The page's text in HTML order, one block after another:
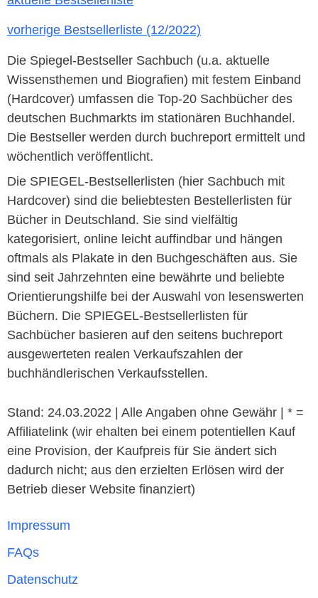
vorherige Bestsellerliste (12/2022)
Die Spiegel-Bestseller Sachbuch (u.a. aktuelle
Wissensthemen und Biografien) mit festem Einband
(Hardcover) umfassen die Top-20 Sachbücher des
deutschen Buchmarkts im stationären Buchhandel.
Die Bestseller werden durch buchreport ermittelt und
wöchentlich veröffentlicht.
Die SPIEGEL-Bestsellerlisten (hier Sachbuch mit
Hardcover) sind die beliebtesten Bestellerlisten für
Bücher in Deutschland. Sie sind vielfältig
kategorisiert, online leicht auffindbar und hängen
oftmals als Plakate in den Buchgeschäften aus. Sie
sind seit Jahrzehnten eine bewährte und beliebte
Orientierungshilfe bei der Auswahl von lesenswerten
Büchern. Die SPIEGEL-Bestsellerlisten für
Sachbücher basieren auf den seitens buchreport
ausgewerteten realen Verkaufszahlen der
buchhändlerischen Verkaufsstellen.
Stand: 24.03.2022 | Alle Angaben ohne Gewähr | * =
Affiliatelink (wir ehalten bei einem potentiellen Kauf
eine Provision, der Kaufpreis für Sie ändert sich
dadurch nicht; aus den erzielten Erlösen wird der
Betrieb dieser Website finanziert)
Impressum
FAQs
Datenschutz